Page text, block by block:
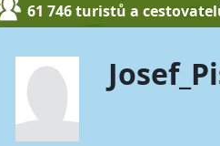
61 746 turistů a